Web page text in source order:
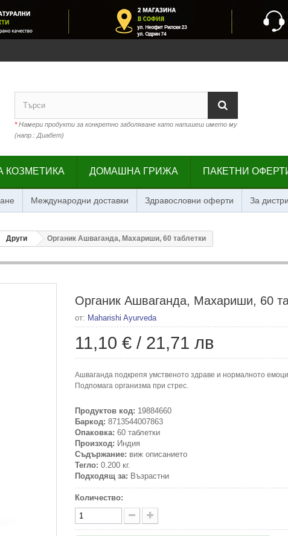
*Намери продукти за конкретно заболяване като напишеш името му
(напр.: Диабет)
КОЗМЕТИКА ДОМАШНА ГРИЖА ПАКЕТНИ
Международни доставки Здравословни оферти За
Други Органик Ашваганда, Махариши, 60 таблетки
Органик Ашваганда, Махариши, 60
от: Maharishi Ayurveda
11,10 € / 21,71 лв
Ашваганда подкрепя умственото здраве и нормалното
Подпомага организма при стрес.
Продуктов код: 19884660
Баркод: 8713544007863
Опаковка: 60 таблетки
Произход: Индия
Съдържание: виж описанието
Тегло: 0.200 кг.
Подходящ за: Възрастни
Количество: